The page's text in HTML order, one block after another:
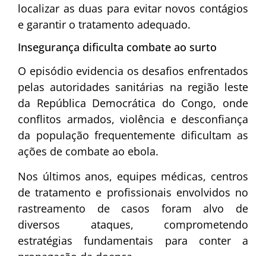
localizar as duas para evitar novos contágios
e garantir o tratamento adequado.
Insegurança dificulta combate ao surto
O episódio evidencia os desafios enfrentados
pelas autoridades sanitárias na região leste
da República Democrática do Congo, onde
conflitos armados, violência e desconfiança
da população frequentemente dificultam as
ações de combate ao ebola.
Nos últimos anos, equipes médicas, centros
de tratamento e profissionais envolvidos no
rastreamento de casos foram alvo de
diversos ataques, comprometendo
estratégias fundamentais para conter a